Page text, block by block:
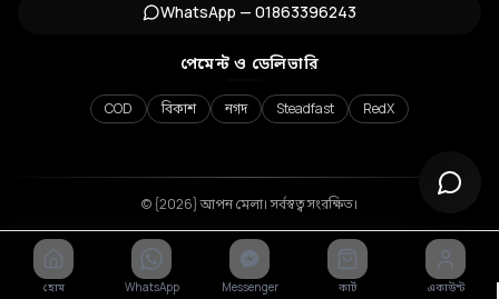
WhatsApp — 01863396243
পেমেন্ট ও ডেলিভারি
COD বিকাশ নগদ Steadfast RedX
© {2026} আপন মেলা। সর্বস্বত্ব সংরক্ষিত।
হোম WhatsApp Messenger কার্ট একাউন্ট